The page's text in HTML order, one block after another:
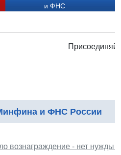
и ФНС
и ФНС России
вознаграждение - нет нужды